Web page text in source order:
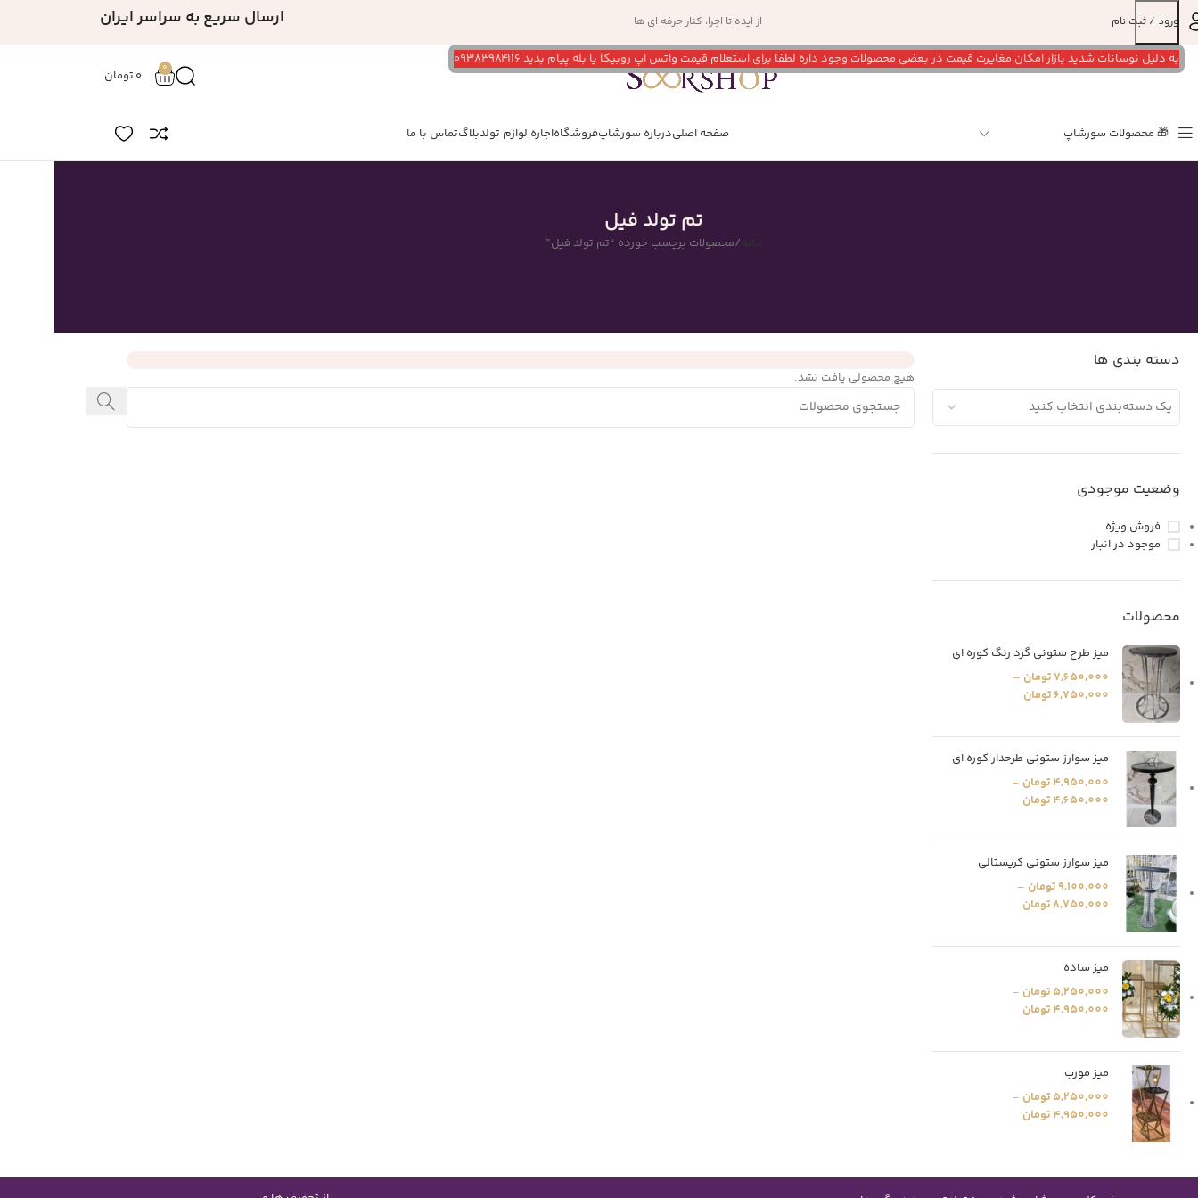
به دلیل نوسانات شدید بازار امکان مغایرت قیمت در بعضی محصولات وجود داره لطفا برای استعلام قیمت واتس اپ روبیکا یا بله پیام بدید ۰۹۳۸۳۹۸۴۱۱۶
ورود / ثبت نام از ایده تا اجرا، کنار حرفه ای ها ارسال سریع به سراسر ایران
0
0 تومان
🎁 محصولات سورشاپ صفحه اصلیدرباره سورشاپفروشگاهاجاره لوازم تولدبلاگتماس با ما
تم تولد فیل
خانه محصولات برچسب خورده “تم تولد فیل”
دسته بندی ها
یک دسته‌بندی انتخاب کنید
وضعیت موجودی
فروش ویژه
موجود در انبار
محصولات
میز طرح ستونی گرد رنگ کوره ای
7,650,000تومان –
6,750,000تومان
میز سوارز ستونی طرحدار کوره ای
4,950,000 تومان –
4,650,000 تومان
میز سوارز ستونی کریستالی
9,100,000تومان –
8,750,000تومان
میز ساده
5,250,000 تومان –
4,950,000 تومان
میز مورب
5,250,000 تومان –
4,950,000 تومان
هیچ محصولی یافت نشد.